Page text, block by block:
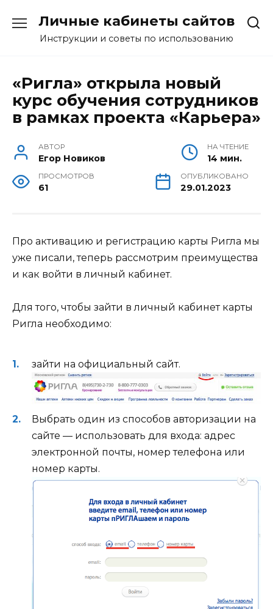
содержанию
Личные кабинеты сайтов
Инструкции и советы по использованию
«Ригла» открыла новый
курс обучения сотрудников
в рамках проекта «Карьера»
АВТОР
Егор Новиков
НА ЧТЕНИЕ
14 мин.
ПРОСМОТРОВ
61
ОПУБЛИКОВАНО
29.01.2023
Про активацию и регистрацию карты Ригла мы
уже писали, теперь рассмотрим преимущества
и как войти в личный кабинет.
Для того, чтобы зайти в личный кабинет карты
Ригла необходимо:
зайти на официальный сайт.
Выбрать один из способов авторизации на
сайте — использовать для входа: адрес
электронной почты, номер телефона или
номер карты.